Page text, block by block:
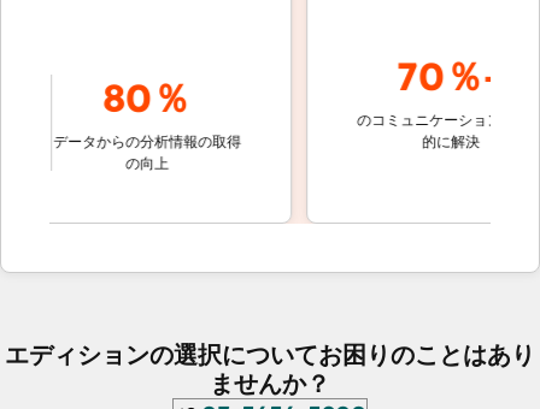
80％
データからの分析情報の取得
の向上
70％+
のコミュニケーションを自動
的に解決
エディションの選択についてお困りのことはあり
ませんか？